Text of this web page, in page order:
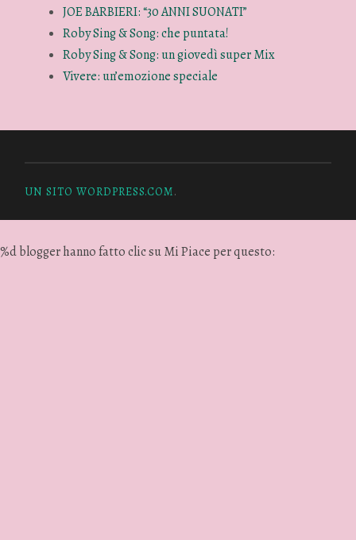
JOE BARBIERI: “30 ANNI SUONATI”
Roby Sing & Song: che puntata!
Roby Sing & Song: un giovedì super Mix
Vivere: un’emozione speciale
UN SITO WORDPRESS.COM.
%dblogger hanno fatto clic su Mi Piace per questo: